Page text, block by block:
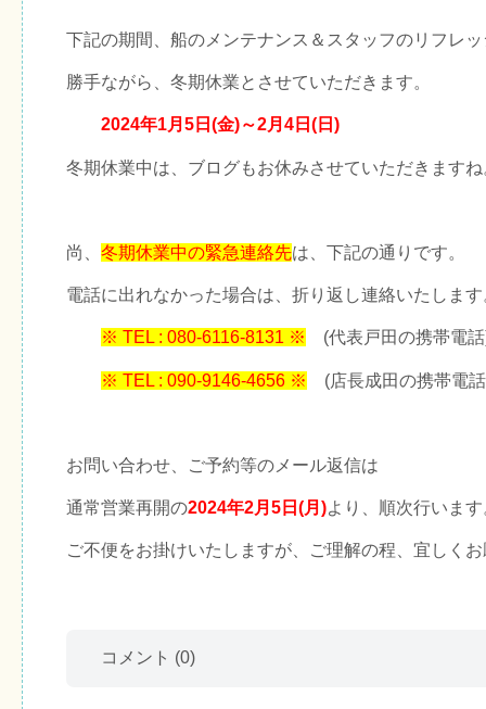
下記の期間、船のメンテナンス＆スタッフのリフレ
勝手ながら、冬期休業とさせていただきます。
2024年1月5日(金)～2月4日(日)
冬期休業中は、ブログもお休みさせていただきますね
尚、 冬期休業中の緊急連絡先は、下記の通りです。
電話に出れなかった場合は、折り返し連絡いたします
※ TEL : 080-6116-8131 ※ (代表戸田の携帯電
※ TEL : 090-9146-4656 ※ (店長成田の携帯電
お問い合わせ、ご予約等のメール返信は
通常営業再開の2024年2月5日(月)より、順次行います
ご不便をお掛けいたしますが、ご理解の程、宜しく
コメント (0)